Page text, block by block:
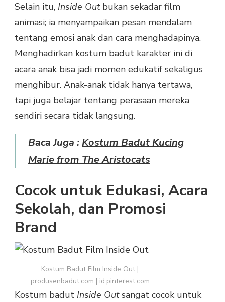
Selain itu, Inside Outbukan sekadar film
animasi; ia menyampaikan pesan mendalam
tentang emosi anak dan cara menghadapinya.
Menghadirkan kostum badut karakter ini di
acara anak bisa jadi momen edukatif sekaligus
menghibur. Anak-anak tidak hanya tertawa,
tapi juga belajar tentang perasaan mereka
sendiri secara tidak langsung.
Baca Juga :Kostum Badut Kucing
Marie from The Aristocats
Cocok untuk Edukasi, Acara
Sekolah, dan Promosi
Brand
Kostum Badut Film Inside Out |
produsenbadut.com | id.pinterest.com
Kostum badut Inside Outsangat cocok untuk